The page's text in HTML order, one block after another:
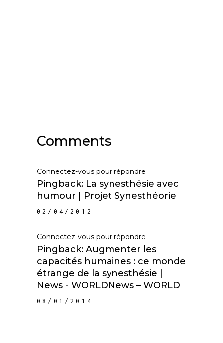
Comments
Connectez-vous pour répondre
Pingback: La synesthésie avec
humour | Projet Synesthéorie
02/04/2012
Connectez-vous pour répondre
Pingback: Augmenter les
capacités humaines : ce monde
étrange de la synesthésie |
News - WORLDNews – WORLD
08/01/2014